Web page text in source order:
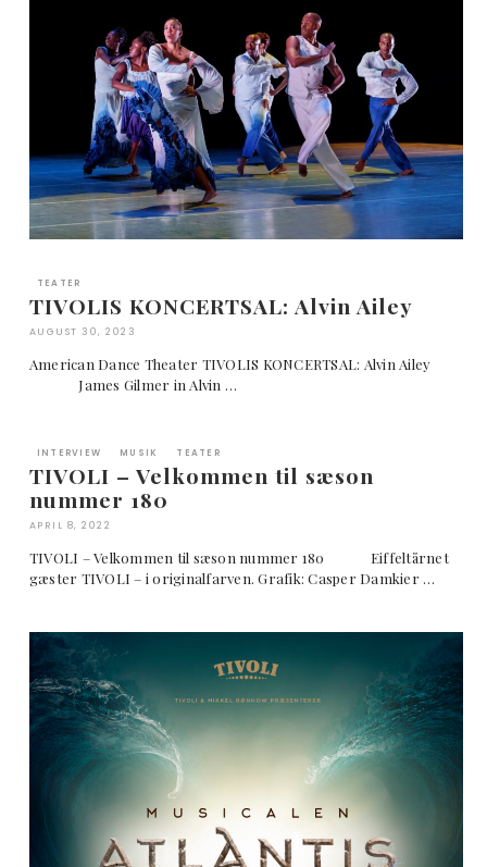
TEATER
TIVOLIS KONCERTSAL: Alvin Ailey
AUGUST 30, 2023
American Dance Theater TIVOLIS KONCERTSAL: Alvin Ailey
James Gilmer in Alvin …
INTERVIEW MUSIK TEATER
TIVOLI – Velkommen til sæson
nummer 180
APRIL 8, 2022
TIVOLI – Velkommen til sæson nummer 180 Eiffeltårnet
gæster TIVOLI – i originalfarven. Grafik: Casper Damkier …